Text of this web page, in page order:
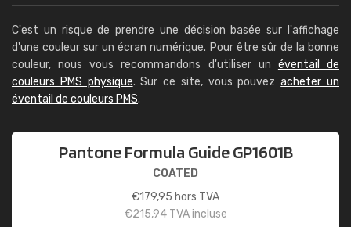
C'est un risque de prendre une décision basée sur l'affichage
d'une couleur sur un écran numérique. Pour être sûr de la bonne
couleur, nous vous recommandons d'utiliser un éventail de
couleurs PMS physique. Sur ce site, vous pouvezacheter un
éventail de couleurs PMS.
Pantone Formula Guide GP1601B
COATED
€179,95 hors TVA
€215,94TVA incluse